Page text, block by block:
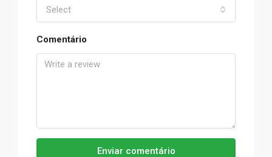
Select
Comentário
Enviar comentário